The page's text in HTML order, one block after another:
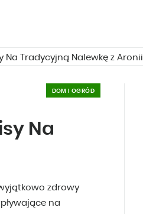
Na Tradycyjną Nalewkę z Aronii
DOM I OGRÓD
Na
zdrowy
na